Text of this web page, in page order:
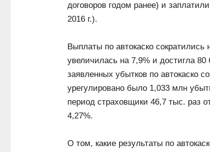
договоров годом ранее) и
2016 г.).
Выплаты по автокаско
увеличилась на 7,9% и достигла
заявленных убытков по автокаско
урегулировано было 1,033 млн
период страховщики 46,7 тыс. раз
4,27%.
О том, какие результаты по